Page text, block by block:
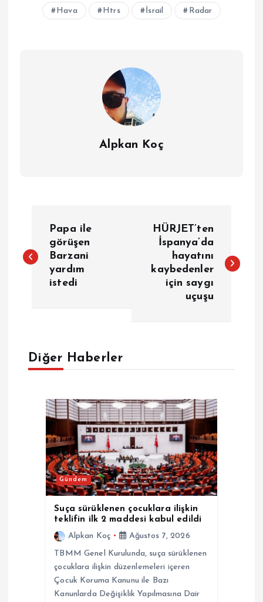
Hava Htrs İsrail Radar
Alpkan Koç
a
e
Papa ile
görüşen
Barzani
yardım
istedi
HÜRJET’ten
İspanya’da
hayatını
kaybedenler
için saygı
uçuşu
Diğer Haberler
Gündem
Suça sürüklenen çocuklara ilişkin
teklifin ilk 2 maddesi kabul edildi
Alpkan Koç
Ağustos 7, 2026
TBMM Genel Kurulunda, suça sürüklenen
çocuklara ilişkin düzenlemeleri içeren
Çocuk Koruma Kanunu ile Bazı
Kanunlarda Değişiklik Yapılmasına Dair